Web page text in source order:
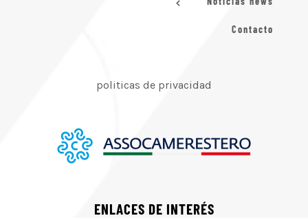
Contacto
politicas de privacidad
ENLACES DE INTERÉS